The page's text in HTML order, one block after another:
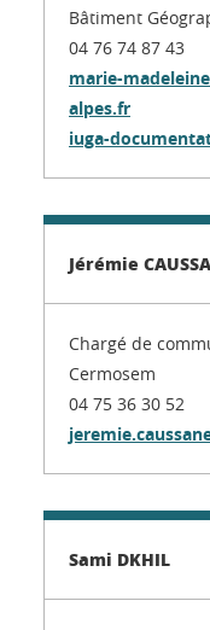
Bâtiment
04 76 74 87 43
marie-
alpes.fr
iuga-
Jérémie
Chargé de
Cermosem
04 75 36 30 52
Sami DKHIL